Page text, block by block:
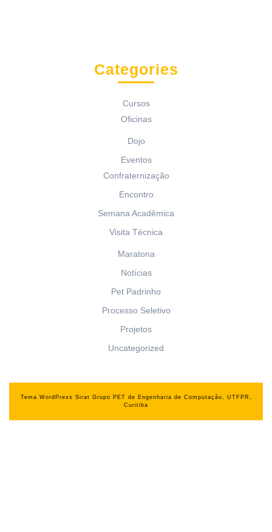
Categories
Cursos
Oficinas
Dojo
Eventos
Confraternização
Encontro
Semana Acadêmica
Visita Técnica
Maratona
Notícias
Pet Padrinho
Processo Seletivo
Projetos
Uncategorized
Tema WordPress Sirat Grupo PET de Engenharia de Computação, UTFPR,
Curitiba